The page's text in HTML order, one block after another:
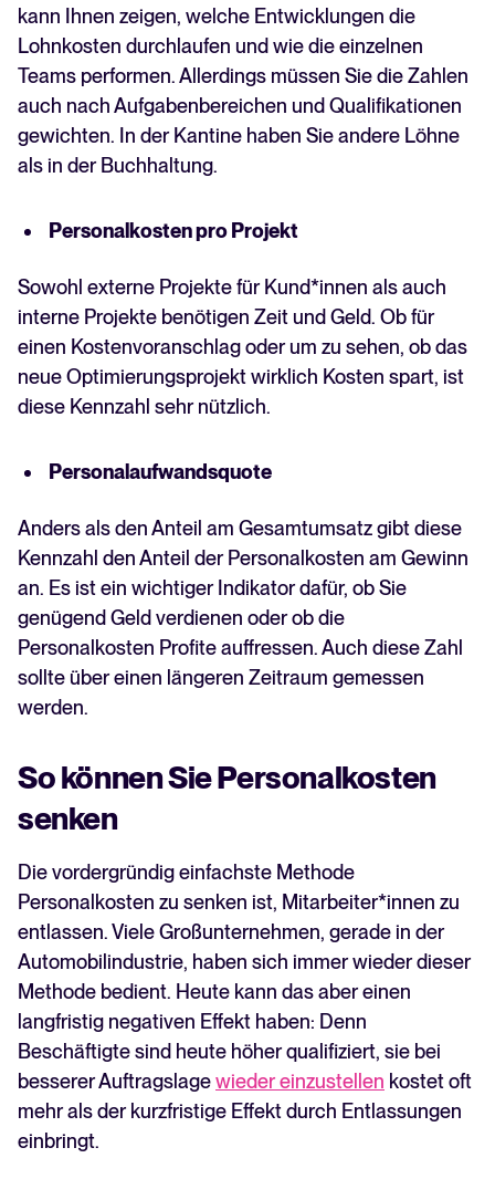
kann Ihnen zeigen, welche Entwicklungen die
Lohnkosten durchlaufen und wie die einzelnen
Teams performen. Allerdings müssen Sie die Zahlen
auch nach Aufgabenbereichen und Qualifikationen
gewichten. In der Kantine haben Sie andere Löhne
als in der Buchhaltung.
Personalkosten pro Projekt
Sowohl externe Projekte für Kund*innen als auch
interne Projekte benötigen Zeit und Geld. Ob für
einen Kostenvoranschlag oder um zu sehen, ob das
neue Optimierungsprojekt wirklich Kosten spart, ist
diese Kennzahl sehr nützlich.
Personalaufwandsquote
Anders als den Anteil am Gesamtumsatz gibt diese
Kennzahl den Anteil der Personalkosten am Gewinn
an. Es ist ein wichtiger Indikator dafür, ob Sie
genügend Geld verdienen oder ob die
Personalkosten Profite auffressen. Auch diese Zahl
sollte über einen längeren Zeitraum gemessen
werden.
So können Sie Personalkosten
senken
Die vordergründig einfachste Methode
Personalkosten zu senken ist, Mitarbeiter*innen zu
entlassen. Viele Großunternehmen, gerade in der
Automobilindustrie, haben sich immer wieder dieser
Methode bedient. Heute kann das aber einen
langfristig negativen Effekt haben: Denn
Beschäftigte sind heute höher qualifiziert, sie bei
besserer Auftragslagewieder einzustellen kostet oft
mehr als der kurzfristige Effekt durch Entlassungen
einbringt.